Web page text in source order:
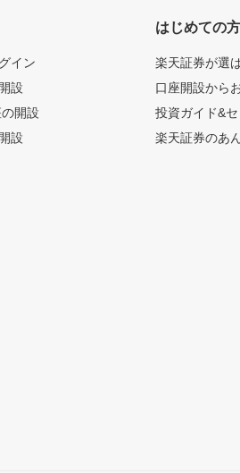
イン
設
開設
設
はじめての
楽天証券が選
口座開設から
投資ガイド&
楽天証券のあ